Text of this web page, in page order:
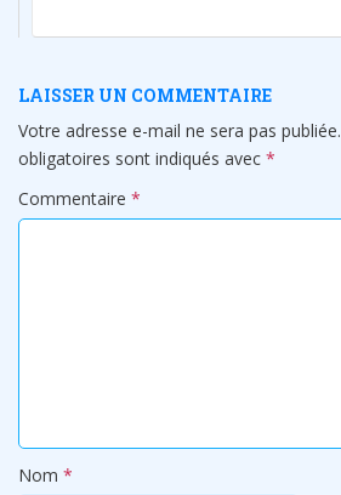
LAISSER UN COMMENTAIRE
Votre adresse e-mail ne sera pas publiée.
obligatoires sont indiqués avec *
Commentaire *
Nom *